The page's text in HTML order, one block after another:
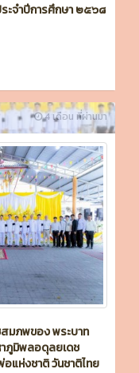
ะจำปีการศึกษา ๒๕๖๘
4 เดือน ที่ผ่านมา
มภพของ พระบาท
ภูมิพลอดุลยเดช
แห่งชาติ วันชาติไทย